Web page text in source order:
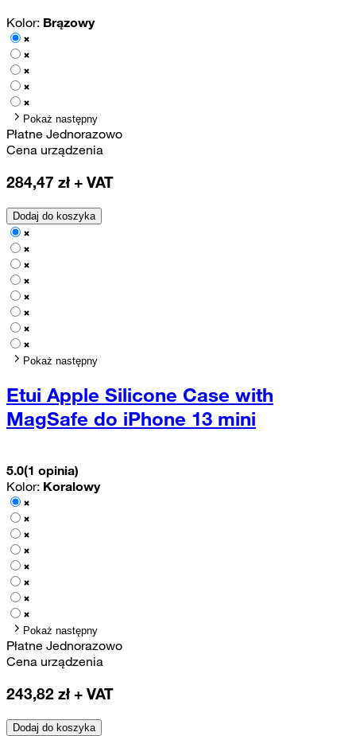
Kolor: Brązowy
Pokaż następny
Płatne Jednorazowo
Cena urządzenia
284,47 zł + VAT
Dodaj do koszyka
Pokaż następny
Etui Apple Silicone Case with
MagSafe do iPhone 13 mini
5.0(1 opinia)
Kolor: Koralowy
Pokaż następny
Płatne Jednorazowo
Cena urządzenia
243,82 zł + VAT
Dodaj do koszyka